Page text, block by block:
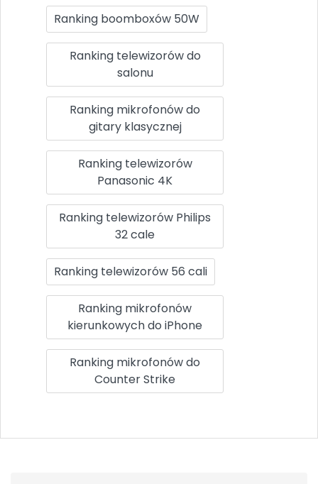
Ranking boomboxów 50W
Ranking telewizorów do
salonu
Ranking mikrofonów do
gitary klasycznej
Ranking telewizorów
Panasonic 4K
Ranking telewizorów Philips
32 cale
Ranking telewizorów 56 cali
Ranking mikrofonów
kierunkowych do iPhone
Ranking mikrofonów do
Counter Strike